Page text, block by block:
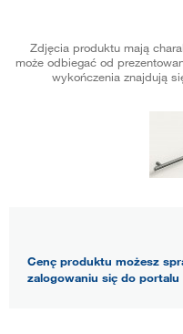
Zdjęcia produktu mają
może odbiegać od
wykończenia znajdują
Cenę produktu możesz
zalogowaniu się do portalu